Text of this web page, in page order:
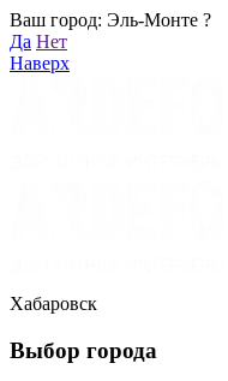
Ваш город: Эль-Монте ?
Да Нет
Наверх
Хабаровск
Выбор города
Бренды
Клиентам
Хабаровск
Пн-Пт: с 10:00 до 19:00,
Mt@ardefo